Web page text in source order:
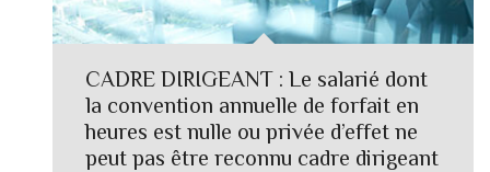
CADRE DIRIGEANT : Le salarié dont
la convention annuelle de forfait en
heures est nulle ou privée d’effet ne
peut pas être reconnu cadre dirigeant